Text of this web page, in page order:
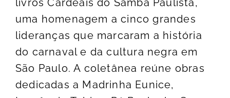
livros Cardeais do Samba Paulista,
uma homenagem a cinco grandes
lideranças que marcaram a história
do carnaval e da cultura negra em
São Paulo. A coletânea reúne obras
dedicadas a Madrinha Eunice,